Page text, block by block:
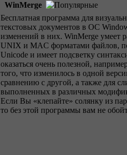
WinMerge
Бесплатная программа для
текстовых документов в ОС
изменений в них. WinMerge умеет
UNIX и MAC форматами файлов,
Unicode и имеет подсветку
оказаться очень полезной,
того, что изменилось в одной
сравнению с другой, а также для
выполненных в различных
Если Вы «клепайте» солянку из
то без этой программы вам не